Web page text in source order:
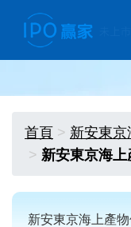
首頁
新安東
新安東京海
新安東京海上產